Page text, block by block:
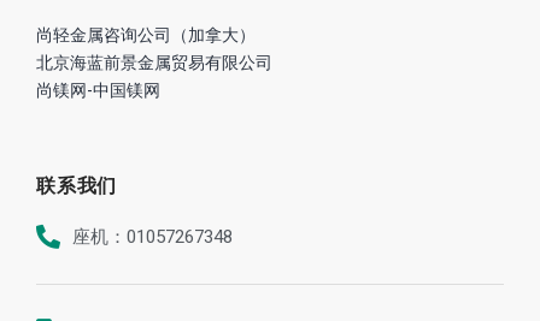
尚轻金属咨询公司（加拿大）
北京海蓝前景金属贸易有限公司
尚镁网-中国镁网
联系我们
座机：01057267348